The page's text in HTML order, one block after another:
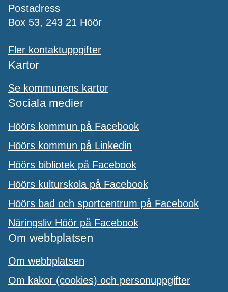
Postadress
Box 53, 243 21 Höör
Fler kontaktuppgifter
Kartor
Se kommunens kartor
Sociala medier
Höörs kommun på Facebook
Höörs kommun på Linkedin
Höörs bibliotek på Facebook
Höörs kulturskola på Facebook
Höörs bad och sportcentrum på Facebook
Näringsliv Höör på Facebook
Om webbplatsen
Om webbplatsen
Om kakor (cookies) och personuppgifter